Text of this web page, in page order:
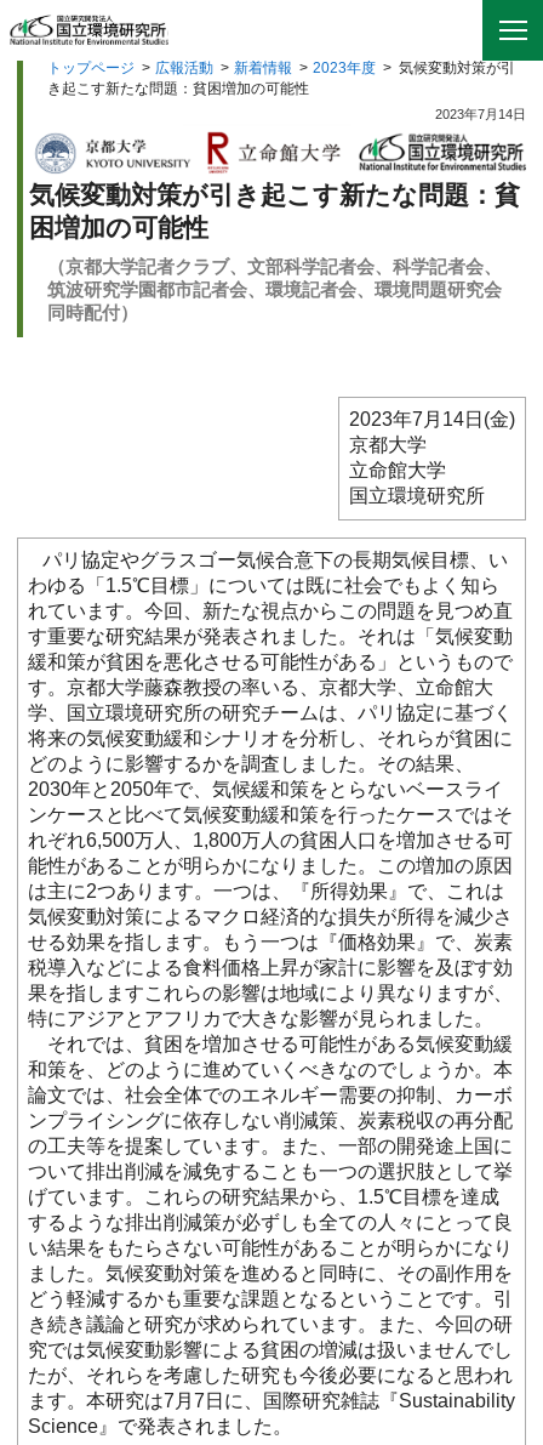
トップページ > 広報活動 > 新着情報 > 2023年度 > 気候変動対策が引
き起こす新たな問題：貧困増加の可能性
2023年7月14日
気候変動対策が引き起こす新たな問題：貧
困増加の可能性
（京都大学記者クラブ、文部科学記者会、科学記者会、
筑波研究学園都市記者会、環境記者会、環境問題研究会
同時配付）
2023年7月14日(金)
京都大学
立命館大学
国立環境研究所
パリ協定やグラスゴー気候合意下の長期気候目標、い
わゆる「1.5℃目標」については既に社会でもよく知ら
れています。今回、新たな視点からこの問題を見つめ直
す重要な研究結果が発表されました。それは「気候変動
緩和策が貧困を悪化させる可能性がある」というもので
す。京都大学藤森教授の率いる、京都大学、立命館大
学、国立環境研究所の研究チームは、パリ協定に基づく
将来の気候変動緩和シナリオを分析し、それらが貧困に
どのように影響するかを調査しました。その結果、
2030年と2050年で、気候緩和策をとらないベースライ
ンケースと比べて気候変動緩和策を行ったケースではそ
れぞれ6,500万人、1,800万人の貧困人口を増加させる可
能性があることが明らかになりました。この増加の原因
は主に2つあります。一つは、『所得効果』で、これは
気候変動対策によるマクロ経済的な損失が所得を減少さ
せる効果を指します。もう一つは『価格効果』で、炭素
税導入などによる食料価格上昇が家計に影響を及ぼす効
果を指しますこれらの影響は地域により異なりますが、
特にアジアとアフリカで大きな影響が見られました。
それでは、貧困を増加させる可能性がある気候変動緩
和策を、どのように進めていくべきなのでしょうか。本
論文では、社会全体でのエネルギー需要の抑制、カーボ
ンプライシングに依存しない削減策、炭素税収の再分配
の工夫等を提案しています。また、一部の開発途上国に
ついて排出削減を減免することも一つの選択肢として挙
げています。これらの研究結果から、1.5℃目標を達成
するような排出削減策が必ずしも全ての人々にとって良
い結果をもたらさない可能性があることが明らかになり
ました。気候変動対策を進めると同時に、その副作用を
どう軽減するかも重要な課題となるということです。引
き続き議論と研究が求められています。また、今回の研
究では気候変動影響による貧困の増減は扱いませんでし
たが、それらを考慮した研究も今後必要になると思われ
ます。本研究は7月7日に、国際研究雑誌『Sustainability
Science』で発表されました。